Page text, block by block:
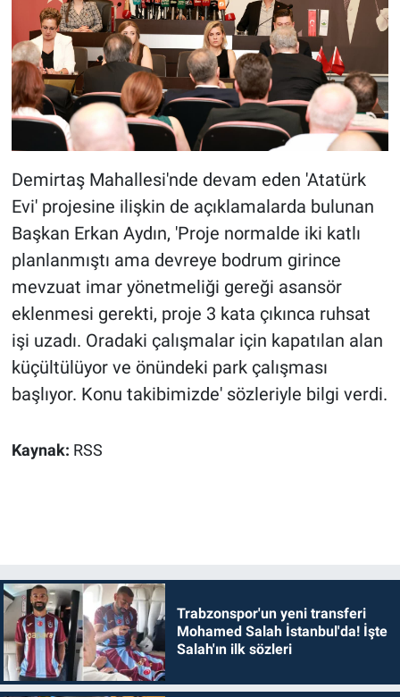
Demirtaş Mahallesi'nde devam eden 'Atatürk
Evi' projesine ilişkin de açıklamalarda bulunan
Başkan Erkan Aydın, 'Proje normalde iki katlı
planlanmıştı ama devreye bodrum girince
mevzuat imar yönetmeliği gereği asansör
eklenmesi gerekti, proje 3 kata çıkınca ruhsat
işi uzadı. Oradaki çalışmalar için kapatılan alan
küçültülüyor ve önündeki park çalışması
başlıyor. Konu takibimizde' sözleriyle bilgi verdi.
Kaynak: RSS
Trabzonspor'un yeni transferi
Mohamed Salah İstanbul'da! İşte
Salah'ın ilk sözleri